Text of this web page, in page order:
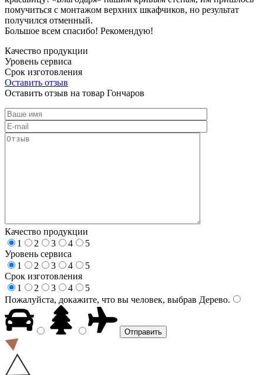
помучиться с монтажом верхних шкафчиков, но результат
получился отменный.
Большое всем спасибо! Рекомендую!
Качество продукции
Уровень сервиса
Срок изготовления
Оставить отзыв
Оставить отзыв на товар Гончаров
Качество продукции
1
2 3 4
5
Уровень сервиса
1
2 3 4
5
Срок изготовления
1
2 3 4
5
Пожалуйста, докажите, что вы человек, выбрав Дерево.